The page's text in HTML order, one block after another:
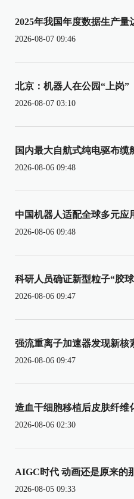
2025年我国年度数据生产量
2026-08-07 09:46
北京：机器人在公园“上岗”
2026-08-07 03:10
国内最大自航式纯电驱布缆
2026-08-06 09:48
中国机器人适配全球多元应
2026-08-06 09:48
科研人员确证新型粒子“胶
2026-08-06 09:47
强流重离子加速器发现新核
2026-08-06 09:47
造血干细胞移植后皮肤纤维
2026-08-06 02:30
AIGC时代 动画还是原来的
2026-08-05 09:33